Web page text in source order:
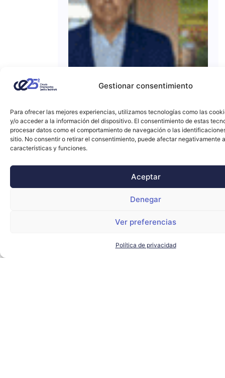
Gestionar consentimiento
Para ofrecer las mejores experiencias, utilizamos tecnologías como las
y/o acceder a la información del dispositivo. El consentimiento de estas
procesar datos como el comportamiento de navegación o las
sitio. No consentir o retirar el consentimiento, puede afectar negativamente
características y funciones.
Aceptar
Denegar
Ver preferencias
Política de privacidad